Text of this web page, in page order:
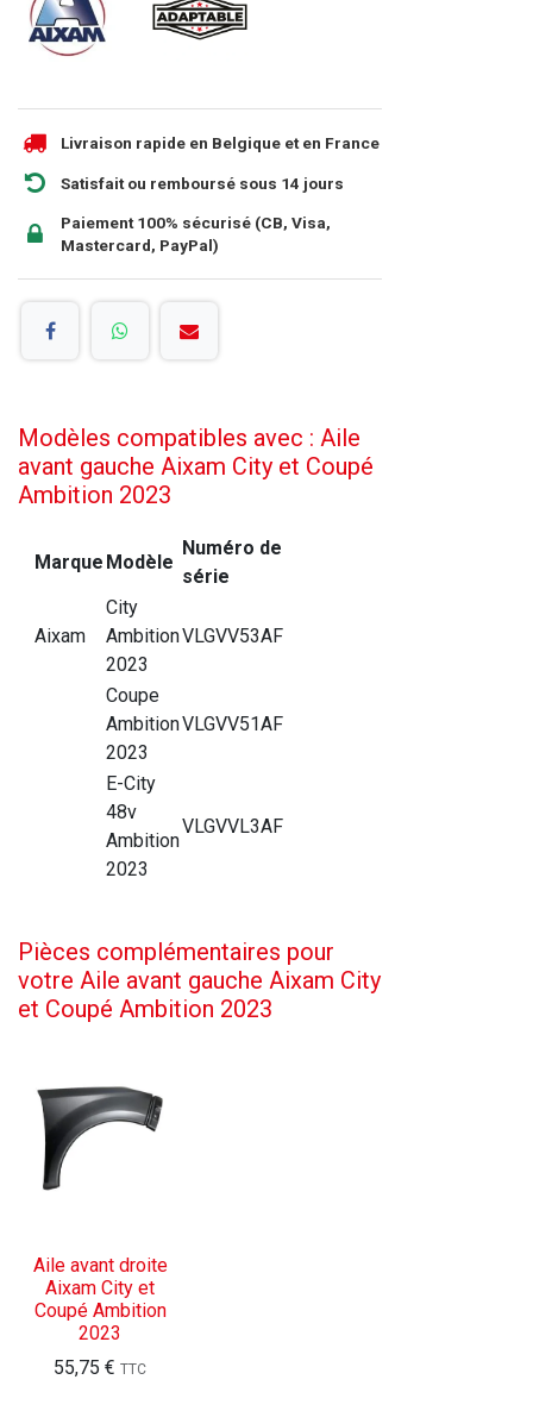
Livraison rapide en Belgique et en France
Satisfait ou remboursé sous 14 jours
Paiement 100% sécurisé (CB, Visa,
Mastercard, PayPal)
Modèles compatibles avec : Aile
avant gauche Aixam City et Coupé
Ambition 2023
Marque Modèle
Numéro de
série
Aixam
City
Ambition
2023
VLGVV53AF
Coupe
Ambition
2023
VLGVV51AF
E-City
48v
Ambition
2023
VLGVVL3AF
Pièces complémentaires pour
votre Aile avant gauche Aixam City
et Coupé Ambition 2023
Aile avant droite
Aixam City et
Coupé Ambition
2023
55,75 € TTC